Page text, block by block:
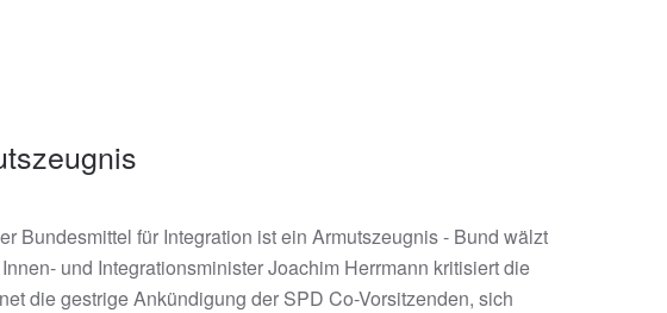
Bundesmittel für Integration ist ein Armutszeugnis - Bund wälzt
und Integrationsminister Joachim Herrmann kritisiert die
die gestrige Ankündigung der SPD Co-Vorsitzenden, sich